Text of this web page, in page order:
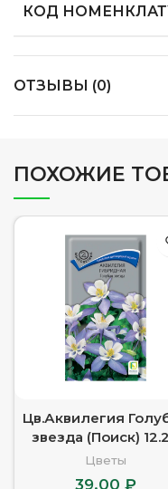
КОД
ОТЗЫВЫ (0)
ПОХОЖИЕ
Цв.Аквилегия
звезда (Поиск)
Цветы
39.00 ₽